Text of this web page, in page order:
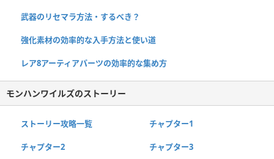
武器のリセマラ方法・するべき？
強化素材の効率的な入手方法と使い道
レア8アーティアパーツの効率的な集め方
モンハンワイルズのストーリー
ストーリー攻略一覧 チャプター1
チャプター2 チャプター3